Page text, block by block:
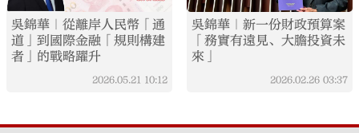
吳錦華｜從離岸人民幣「通
道」到國際金融「規則構建
者」的戰略躍升
2026.05.21 10:12
吳錦華｜新一份財政預算案
「務實有遠見、大膽投資未
來」
2026.02.26 03:37